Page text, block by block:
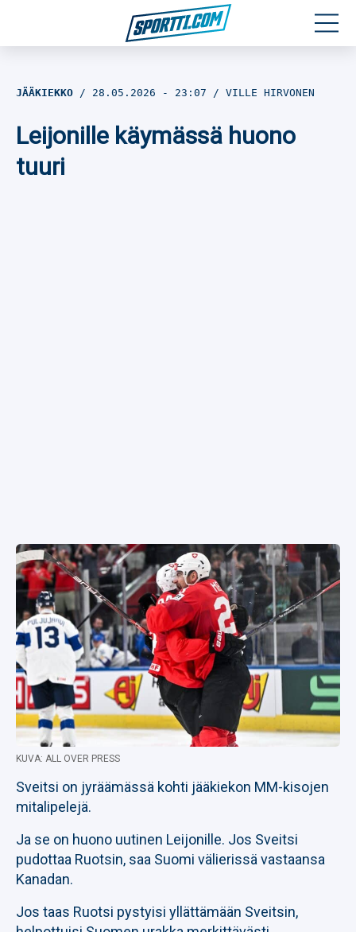
Jalkapallo
JÄÄKIEKKO 28.05.2026 - 23:07 VILLE HIRVONEN
Leijonille käymässä huono
tuuri
KUVA: ALL OVER PRESS
Sveitsi on jyräämässä kohti jääkiekon MM-kisojen
mitalipelejä.
Ja se on huono uutinen Leijonille. Jos Sveitsi
pudottaa Ruotsin, saa Suomi välierissä vastaansa
Kanadan.
Jos taas Ruotsi pystyisi yllättämään Sveitsin,